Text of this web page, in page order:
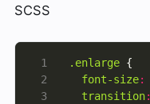
SCSS
3
.enlarge
font-size:
transition: